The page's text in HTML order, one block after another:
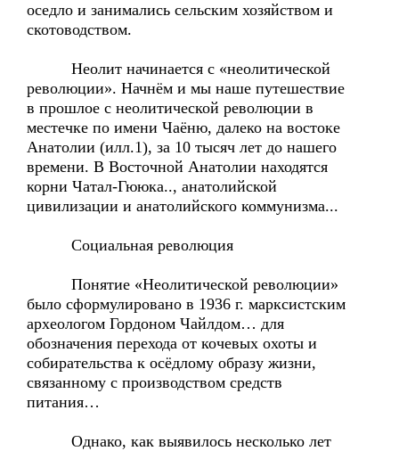
оседло и занимались сельским хозяйством и
скотоводством.
Неолит начинается с «неолитической
революции». Начнём и мы наше путешествие
в прошлое с неолитической революции в
местечке по имени Чаёню, далеко на востоке
Анатолии (илл.1), за 10 тысяч лет до нашего
времени. В Восточной Анатолии находятся
корни Чатал-Гююка.., анатолийской
цивилизации и анатолийского коммунизма...
Социальная революция
Понятие «Неолитической революции»
было сформулировано в 1936 г. марксистским
археологом Гордоном Чайлдом… для
обозначения перехода от кочевых охоты и
собирательства к осёдлому образу жизни,
связанному с производством средств
питания…
Однако, как выявилось несколько лет